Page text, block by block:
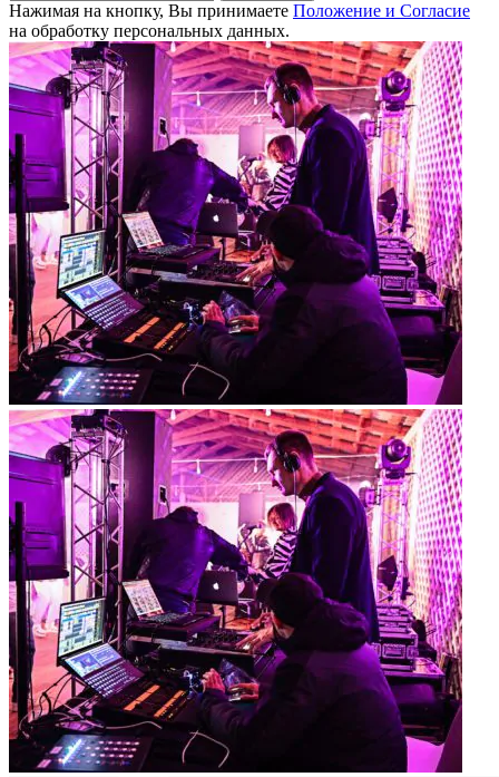
Нажимая на кнопку, Вы принимаете Положение и Согласие
на обработку персональных данных.